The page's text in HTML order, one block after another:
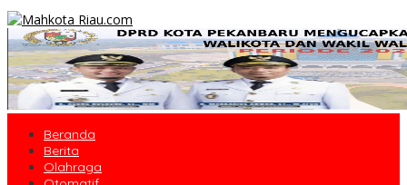
Beranda
Berita
Olahraga